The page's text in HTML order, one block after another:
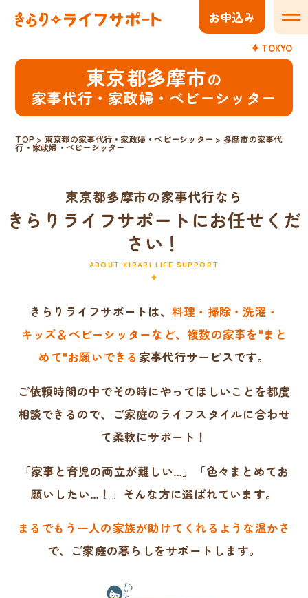
お申込み メ
TOKYO
東京都多摩市の
家事代行・家政婦・ベビーシッター
TOP > 東京都の家事代行・家政婦・ベビーシッター > 多摩市の家事代
行・家政婦・ベビーシッター
東京都多摩市の家事代行なら
きらりライフサポートにお任せくだ
さい！
ABOUT KIRARI LIFE SUPPORT
きらりライフサポートは、 料理・掃除・洗濯・
キッズ＆ベビーシッターなど、複数の家事を"まと
めて"お願いできる 家事代行サービスです。
ご依頼時間の中でその時にやってほしいことを都度
相談できるので、
ご家庭のライフスタイルに合わせ
て柔軟にサポート！
「家事と育児の両立が難しい…」「色々まとめてお
願いしたい…！」そんな方に選ばれています。
まるでもう一人の家族が助けてくれるような温かさ
で、 ご家庭の暮らしをサポートします。